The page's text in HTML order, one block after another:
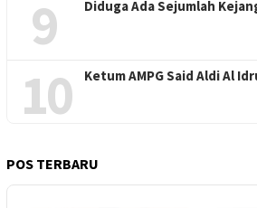
9 Diduga Ada Sejumlah
10 Ketum AMPG Said Aldi Al
POS TERBARU